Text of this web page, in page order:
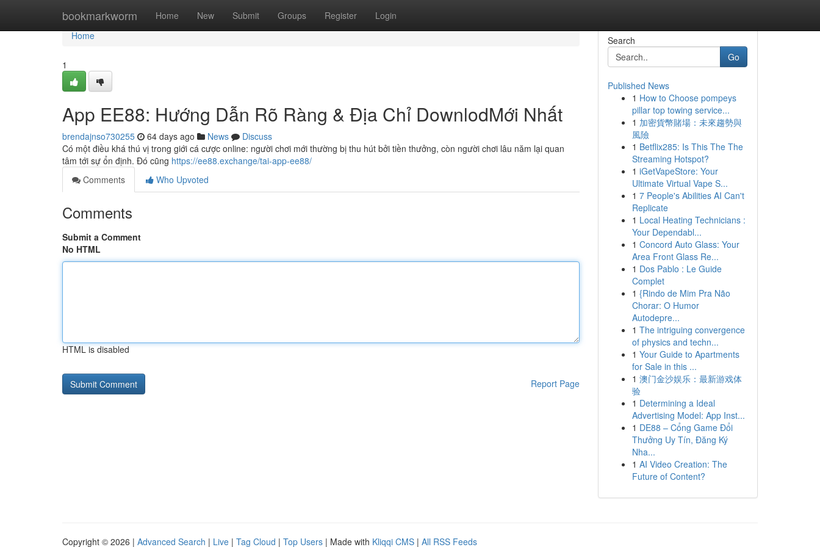
bookmarkworm Home New Submit Groups Register Login
Home
Home
1
App EE88: Hướng Dẫn Rõ Ràng & Địa Chỉ DownlodMới Nhất
brendajnso730255 64 days ago News
Discuss
Có một điều khá thú vị trong giới cá cược online: người chơi mới thường bị thu hút bởi tiền thưởng, còn người chơi lâu năm lại quan
tâm tới sự ổn định. Đó cũng https://ee88.exchange/tai-app-ee88/
Comments
Who Upvoted
Comments
Submit a Comment
No HTML
HTML is disabled
Report Page
Search
Go
Published News
1 How to Choose pompeys
pillar top towing service...
1 加密貨幣賭場：未來趨勢與
風險
1 Betflix285: Is This The The
Streaming Hotspot?
1 iGetVapeStore: Your
Ultimate Virtual Vape S...
1 7 People's Abilities AI Can't
Replicate
1 Local Heating Technicians :
Your Dependabl...
1 Concord Auto Glass: Your
Area Front Glass Re...
1 Dos Pablo : Le Guide
Complet
1 {Rindo de Mim Pra Não
Chorar: O Humor
Autodepre...
1 The intriguing convergence
of physics and techn...
1 Your Guide to Apartments
for Sale in this ...
1 澳门金沙娱乐：最新游戏体
验
1 Determining a Ideal
Advertising Model: App Inst...
1 DE88 – Cổng Game Đổi
Thưởng Uy Tín, Đăng Ký
Nha...
1 AI Video Creation: The
Future of Content?
Copyright © 2026 | Advanced Search | Live | Tag Cloud | Top Users | Made with Kliqqi CMS | All RSS Feeds